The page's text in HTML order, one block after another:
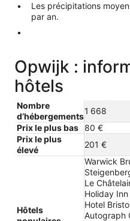
Les précipitations
par an.
Opwijk :
hôtels
Nombre
d’hébergements
1 668
Prix le plus bas
80 €
Prix le plus
élevé
201 €
Hôtels
Warwick
Le
Holiday
Hotel
Autograph